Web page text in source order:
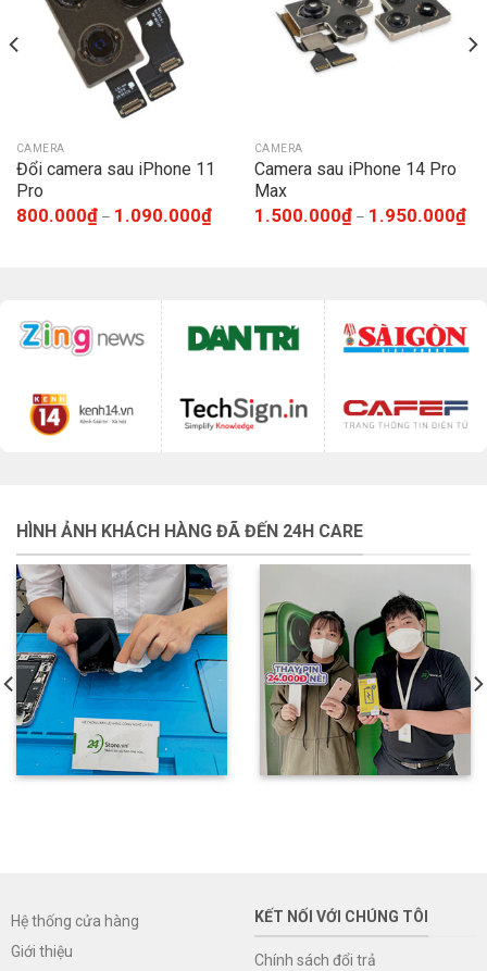
CAMERA
Đổi camera sau iPhone 11
Pro
800.000₫– 1.090.000₫
CAMERA
Camera sau iPhone 14 Pro
Max
1.500.000₫– 1.950.000₫
HÌNH ẢNH KHÁCH HÀNG ĐÃ ĐẾN 24H CARE
Hệ thống cửa hàng
Giới thiệu
KẾT NỐI VỚI CHÚNG TÔI
Chính sách đổi trả